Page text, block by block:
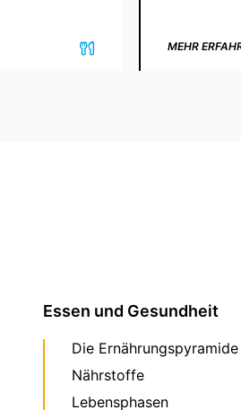
MEHR
Essen und Gesundheit
Die Ernährungspyramide
Nährstoffe
Lebensphasen